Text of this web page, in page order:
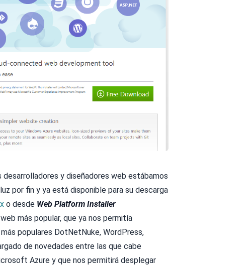
y diseñadores web estábamos
por fin y ya está disponible para su descarga
o desde Web Platform Installer
más popular, que ya nos permitía
populares DotNetNuke, WordPress,
de novedades entre las que cabe
Azure y que nos permitirá desplegar